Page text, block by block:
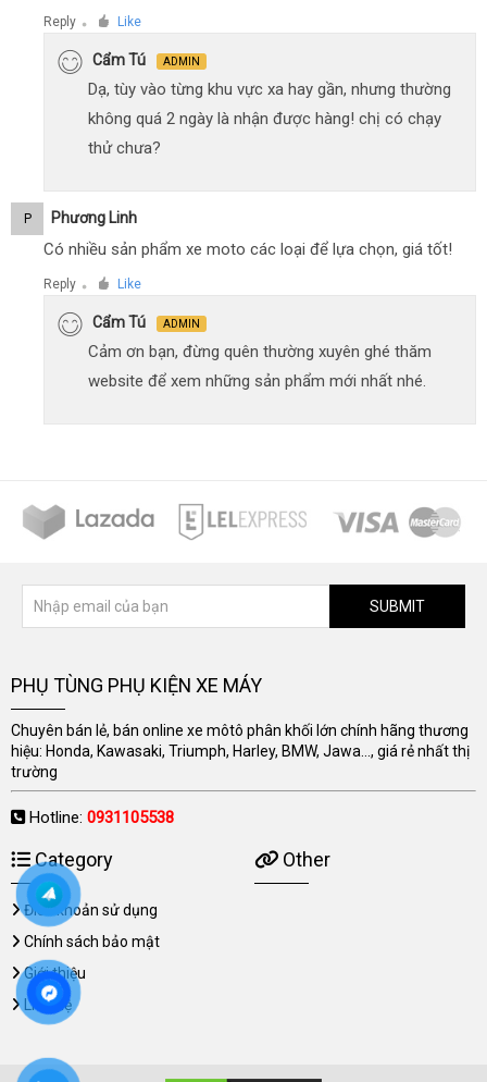
Reply ● Like
Cẩm Tú ADMIN
Dạ, tùy vào từng khu vực xa hay gần, nhưng thường
không quá 2 ngày là nhận được hàng! chị có chạy
thử chưa?
P Phương Linh
Có nhiều sản phẩm xe moto các loại để lựa chọn, giá tốt!
Reply ● Like
Cẩm Tú ADMIN
Cảm ơn bạn, đừng quên thường xuyên ghé thăm
website để xem những sản phẩm mới nhất nhé.
SUBMIT
PHỤ TÙNG PHỤ KIỆN XE MÁY
Chuyên bán lẻ, bán online xe môtô phân khối lớn chính hãng thương
hiệu: Honda, Kawasaki, Triumph, Harley, BMW, Jawa..., giá rẻ nhất thị
trường
Hotline: 0931105538
Category
Điều khoản sử dụng
Chính sách bảo mật
Giới thiệu
Liên hệ
Other